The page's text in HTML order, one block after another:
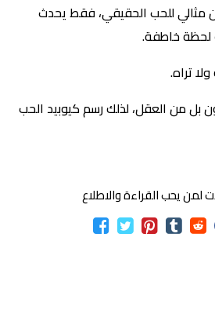
مثالي للحب الحقيقي، فقط يحدث
خاطفة.
تراه.
بل من العقل، لذلك رسم كيوبيد الحب
لمن يحب القراءة والاطلاع